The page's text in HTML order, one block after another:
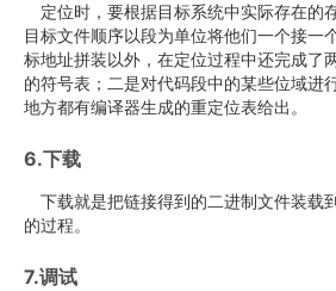
定位时，要根据目标系统中实际存在的
目标文件顺序以段为单位将他们一个接一
标地址拼装以外，在定位过程中还完成了
的符号表；二是对代码段中的某些位域进
地方都有编译器生成的重定位表给出。
6.下载
下载就是把链接得到的二进制文件装载
的过程。
7.调试